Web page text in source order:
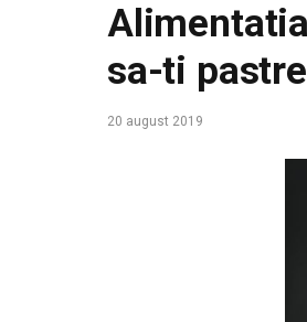
sa-ti
20 august 2019